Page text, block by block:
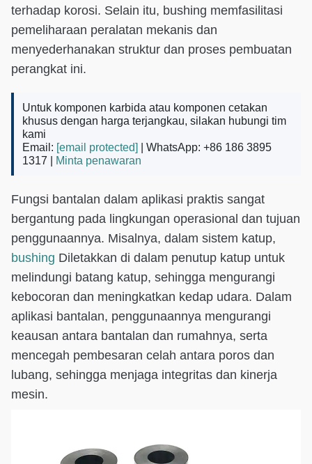
terhadap korosi. Selain itu, bushing memfasilitasi
pemeliharaan peralatan mekanis dan
menyederhanakan struktur dan proses pembuatan
perangkat ini.
Untuk komponen karbida atau komponen cetakan
khusus dengan harga terjangkau, silakan hubungi tim
kami
Email: [email protected]
| WhatsApp: +86 186 3895
1317 |
Minta penawaran
Fungsi bantalan dalam aplikasi praktis sangat
bergantung pada lingkungan operasional dan tujuan
penggunaannya. Misalnya, dalam sistem katup,
bushing Diletakkan di dalam penutup katup untuk
melindungi batang katup, sehingga mengurangi
kebocoran dan meningkatkan kedap udara. Dalam
aplikasi bantalan, penggunaannya mengurangi
keausan antara bantalan dan rumahnya, serta
mencegah pembesaran celah antara poros dan
lubang, sehingga menjaga integritas dan kinerja
mesin.